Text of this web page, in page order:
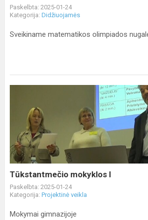
Paskelbta: 2025-01-24
Kategorija: Didžiuojamės
Sveikiname matematikos olimpiados
Tūkstantmečio mokyklos I
Paskelbta: 2025-01-24
Kategorija: Projektinė veikla
Mokymai gimnazijoje